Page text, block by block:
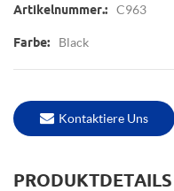
Artikelnummer.: C963
Farbe: Black
Kontaktiere Uns
PRODUKTDETAILS